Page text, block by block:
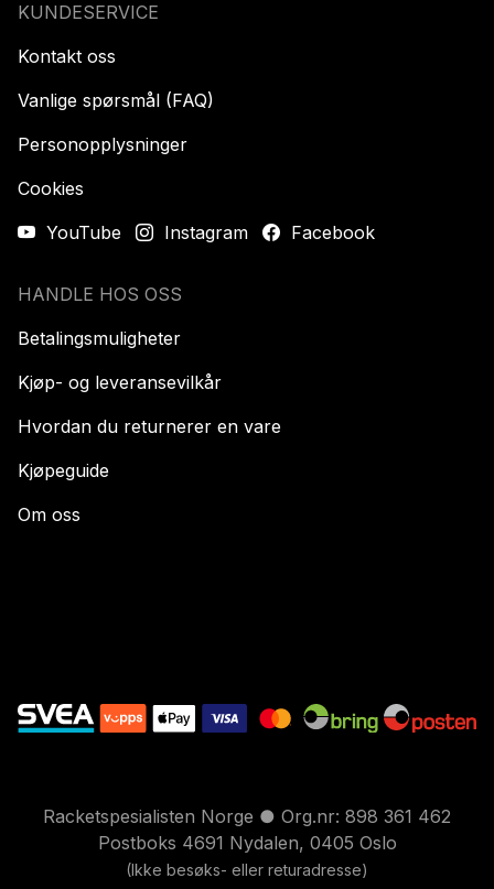
KUNDESERVICE
Kontakt oss
Vanlige spørsmål (FAQ)
Personopplysninger
Cookies
YouTube
Instagram Facebook
HANDLE HOS OSS
Betalingsmuligheter
Kjøp- og leveransevilkår
Hvordan du returnerer en vare
Kjøpeguide
Om oss
Racketspesialisten Norge ● Org.nr: 898 361 462
Postboks 4691 Nydalen, 0405 Oslo
(Ikke besøks- eller returadresse)